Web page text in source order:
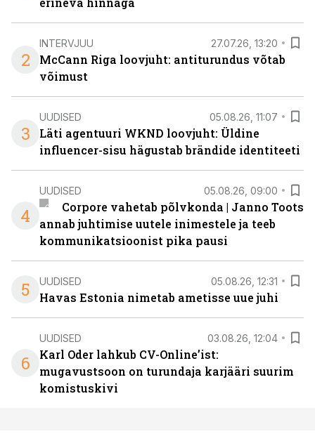
2
INTERVJUU 27.07.26, 13:20
McCann Riga loovjuht: antiturundus võtab
võimust
3
UUDISED 05.08.26, 11:07
Läti agentuuri WKND loovjuht: Üldine
influencer-sisu hägustab brändide identiteeti
4
UUDISED 05.08.26, 09:00
Corpore vahetab põlvkonda | Janno Toots
annab juhtimise uutele inimestele ja teeb
kommunikatsioonist pika pausi
5 UUDISED 05.08.26, 12:31
Havas Estonia nimetab ametisse uue juhi
6
UUDISED 03.08.26, 12:04
Karl Oder lahkub CV-Online’ist:
mugavustsoon on turundaja karjääri suurim
komistuskivi